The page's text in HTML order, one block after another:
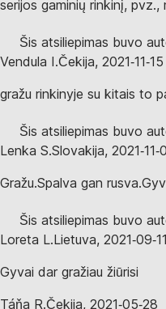
serijos gaminių rinkinį, pvz.,
Šis atsiliepimas buvo
Vendula I.Čekija, 2021‑11‑15
gražu rinkinyje su kitais to
Šis atsiliepimas buvo
Lenka S.Slovakija,
Gražu.Spalva gan
Šis atsiliepimas buvo
Loreta L.Lietuva, 2021‑09‑11
Gyvai dar gražiau žiūrisi
Táňa R.Čekija, 2021‑05‑28